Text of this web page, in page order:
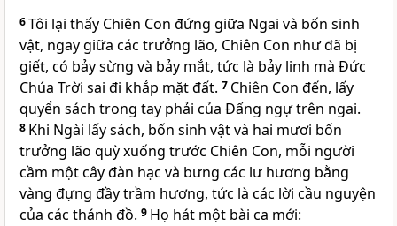
6Tôi lại thấy Chiên Con đứng giữa Ngai và bốn sinh
vật, ngay giữa các trưởng lão, Chiên Con như đã bị
giết, có bảy sừng và bảy mắt, tức là bảy linh mà Đức
Chúa Trời sai đi khắp mặt đất. 7 Chiên Con đến, lấy
quyển sách trong tay phải của Đấng ngự trên ngai.
8 Khi Ngài lấy sách, bốn sinh vật và hai mươi bốn
trưởng lão quỳ xuống trước Chiên Con, mỗi người
cầm một cây đàn hạc và bưng các lư hương bằng
vàng đựng đầy trầm hương, tức là các lời cầu nguyện
của các thánh đồ. 9 Họ hát một bài ca mới: